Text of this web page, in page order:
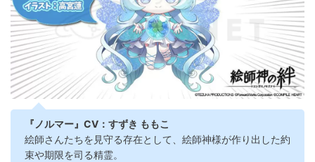
『ノルマー』CV：すずき ももこ
絵師さんたちを見守る存在として、絵師神様が作り出した約
束や期限を司る精霊。